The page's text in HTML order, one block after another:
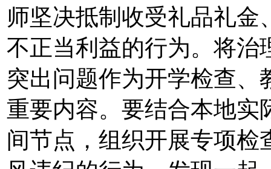
师坚决抵制收受礼品礼
不正当利益的行为。将治
突出问题作为开学检查、
重要内容。要结合本地实
间节点，组织开展专项检